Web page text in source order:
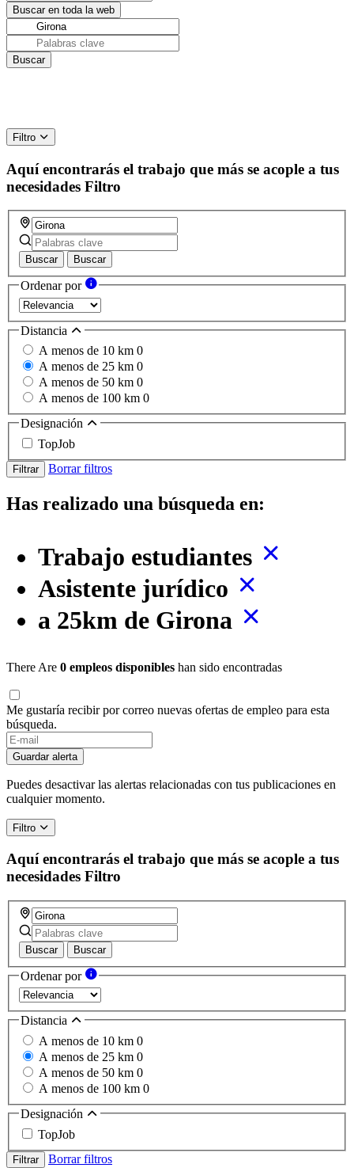
Filtro
Aquí encontrarás el trabajo que más se acople a tus
necesidades Filtro
Buscar Buscar
Ordenar por
Distancia
A menos de 10 km 0
A menos de 25 km 0
A menos de 50 km 0
A menos de 100 km 0
Designación
TopJob
Filtrar Borrar filtros
Has realizado una búsqueda en:
Trabajo estudiantes
Asistente jurídico
a 25km de Girona
There Are 0 empleos disponibles han sido encontradas
Me gustaría recibir por correo nuevas ofertas de empleo para esta
búsqueda.
If
you
are
a
human,
ignore
this
field
Guardar alerta
Puedes desactivar las alertas relacionadas con tus publicaciones en
cualquier momento.
Filtro
Aquí encontrarás el trabajo que más se acople a tus
necesidades Filtro
Buscar Buscar
Ordenar por
Distancia
A menos de 10 km 0
A menos de 25 km 0
A menos de 50 km 0
A menos de 100 km 0
Designación
TopJob
Filtrar
Borrar filtros